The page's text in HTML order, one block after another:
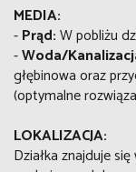
MEDIA:
-Prąd:W pobliżu
-Woda/
głębinowa oraz
(optymalne
LOKALIZACJA:
Działka znajduje